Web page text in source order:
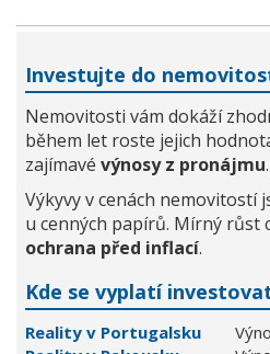
Investujte do
Nemovitosti vám dokáží
během let roste jejich
zajímavé výnosy z pronájmu.
Výkyvy v cenách nemovitostí
u cenných papírů. Mírný růst
ochrana před inflací.
Kde se vyplatí
Reality v Portugalsku